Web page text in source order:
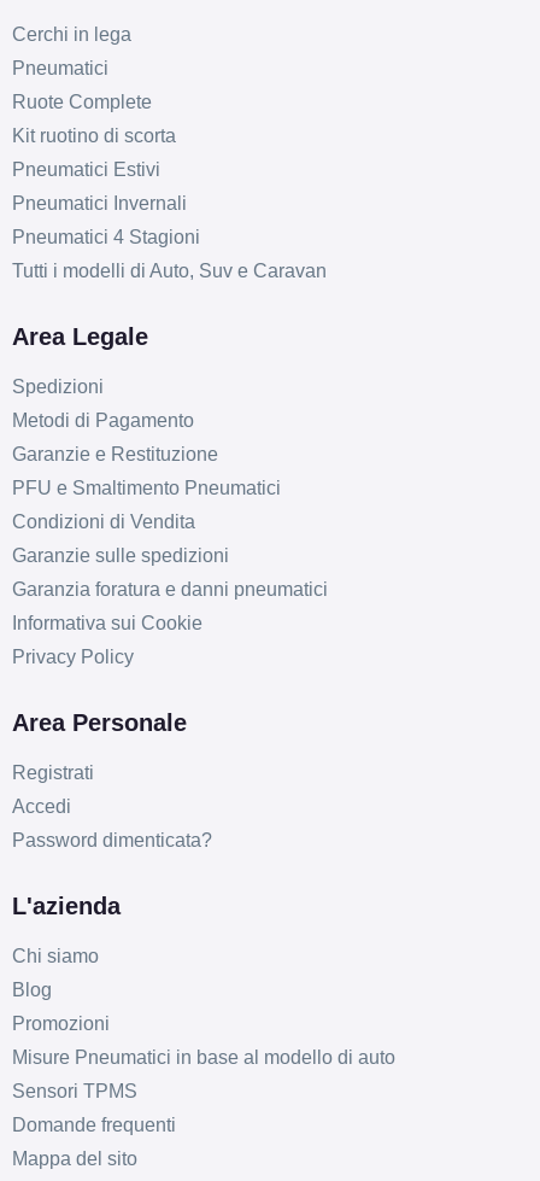
Cerchi in lega
Pneumatici
Ruote Complete
Kit ruotino di scorta
Pneumatici Estivi
Pneumatici Invernali
Pneumatici 4 Stagioni
Tutti i modelli di Auto, Suv e Caravan
Area Legale
Spedizioni
Metodi di Pagamento
Garanzie e Restituzione
PFU e Smaltimento Pneumatici
Condizioni di Vendita
Garanzie sulle spedizioni
Garanzia foratura e danni pneumatici
Informativa sui Cookie
Privacy Policy
Area Personale
Registrati
Accedi
Password dimenticata?
L'azienda
Chi siamo
Blog
Promozioni
Misure Pneumatici in base al modello di auto
Sensori TPMS
Domande frequenti
Mappa del sito